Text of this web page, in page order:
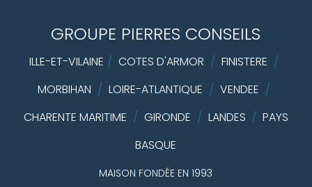
GROUPE PIERRES CONSEILS
ILLE-ET-VILAINE / COTES D'ARMOR / FINISTERE /
MORBIHAN / LOIRE-ATLANTIQUE / VENDEE /
CHARENTE MARITIME / GIRONDE / LANDES / PAYS
BASQUE
MAISON FONDÉE EN 1993